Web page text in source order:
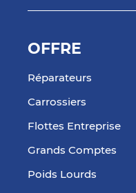
OFFRE
Réparateurs
Carrossiers
Flottes Entreprise
Grands Comptes
Poids Lourds